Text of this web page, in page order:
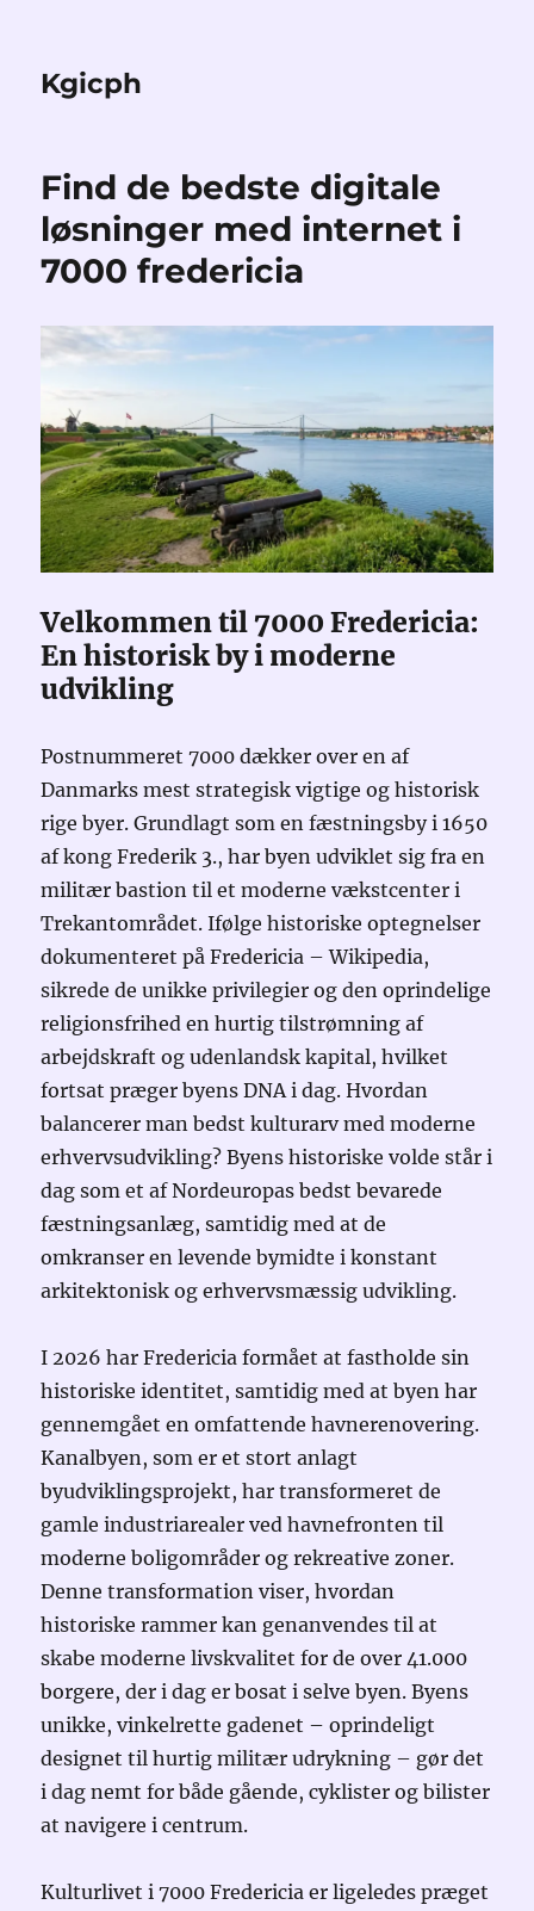
Kgicph
Find de bedste digitale
løsninger med internet i
7000 fredericia
Velkommen til 7000 Fredericia:
En historisk by i moderne
udvikling
Postnummeret 7000 dækker over en af
Danmarks mest strategisk vigtige og historisk
rige byer. Grundlagt som en fæstningsby i 1650
af kong Frederik 3., har byen udviklet sig fra en
militær bastion til et moderne vækstcenter i
Trekantområdet. Ifølge historiske optegnelser
dokumenteret på Fredericia – Wikipedia,
sikrede de unikke privilegier og den oprindelige
religionsfrihed en hurtig tilstrømning af
arbejdskraft og udenlandsk kapital, hvilket
fortsat præger byens DNA i dag. Hvordan
balancerer man bedst kulturarv med moderne
erhvervsudvikling? Byens historiske volde står i
dag som et af Nordeuropas bedst bevarede
fæstningsanlæg, samtidig med at de
omkranser en levende bymidte i konstant
arkitektonisk og erhvervsmæssig udvikling.
I 2026 har Fredericia formået at fastholde sin
historiske identitet, samtidig med at byen har
gennemgået en omfattende havnerenovering.
Kanalbyen, som er et stort anlagt
byudviklingsprojekt, har transformeret de
gamle industriarealer ved havnefronten til
moderne boligområder og rekreative zoner.
Denne transformation viser, hvordan
historiske rammer kan genanvendes til at
skabe moderne livskvalitet for de over 41.000
borgere, der i dag er bosat i selve byen. Byens
unikke, vinkelrette gadenet – oprindeligt
designet til hurtig militær udrykning – gør det
i dag nemt for både gående, cyklister og bilister
at navigere i centrum.
Kulturlivet i 7000 Fredericia er ligeledes præget